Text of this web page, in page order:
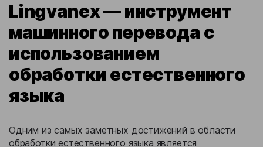
Lingvanex — инструмент
машинного перевода с
использованием
обработки естественного
языка
Одним из самых заметных достижений в области
обработки естественного языка является